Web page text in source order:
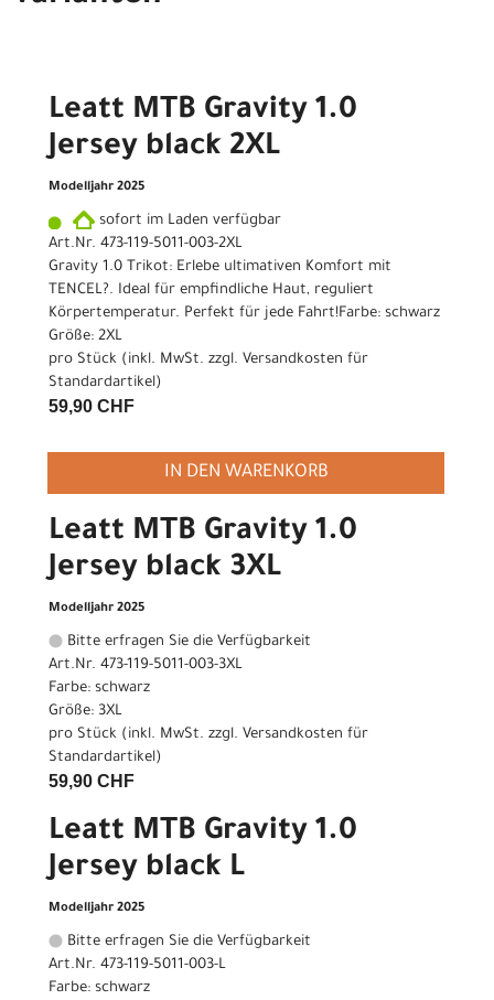
Leatt MTB Gravity 1.0
Jersey black 2XL
Modelljahr 2025
sofort im Laden verfügbar
Art.Nr. 473-119-5011-003-2XL
Gravity 1.0 Trikot: Erlebe ultimativen Komfort mit
TENCEL?. Ideal für empfindliche Haut, reguliert
Körpertemperatur. Perfekt für jede Fahrt!Farbe: schwarz
Größe: 2XL
pro Stück (inkl. MwSt. zzgl. Versandkosten für
Standardartikel)
59,90 CHF
IN DEN WARENKORB
Leatt MTB Gravity 1.0
Jersey black 3XL
Modelljahr 2025
Bitte erfragen Sie die Verfügbarkeit
Art.Nr. 473-119-5011-003-3XL
Farbe: schwarz
Größe: 3XL
pro Stück (inkl. MwSt. zzgl. Versandkosten für
Standardartikel)
59,90 CHF
Leatt MTB Gravity 1.0
Jersey black L
Modelljahr 2025
Bitte erfragen Sie die Verfügbarkeit
Art.Nr. 473-119-5011-003-L
Farbe: schwarz